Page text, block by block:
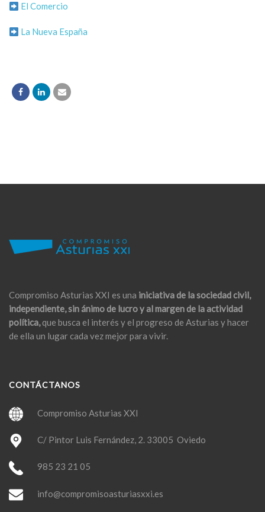
El Comercio
La Nueva España
Compromiso Asturias XXI es una iniciativa de la sociedad civil,
independiente, sin ánimo de lucro y al margen de la actividad
política,que busca el interés y el progreso de Asturias y hacer
de ella un lugar cada vez mejor para vivir.
CONTÁCTANOS
Compromiso Asturias XXI
C/ Pintor Luis Fernández, 2. 33005 Oviedo
985 23 21 05
info@compromisoasturiasxxi.es